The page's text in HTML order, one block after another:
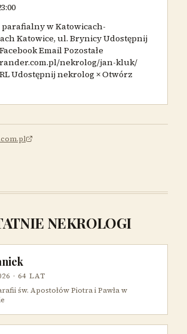
w Katowicach-
Katowice, ul. Brynicy Udostępnij
Email Pozostałe
nekrolog/jan-kluk/
Udostępnij nekrolog × Otwórz
NEKROLOGI
· 64 LAT
św. Apostołów Piotra i Pawła w